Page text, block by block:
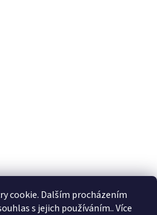
cookie. Dalším procházením
s jejich používáním.. Více